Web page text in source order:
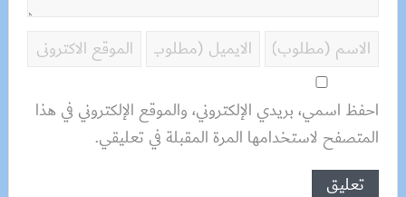
احفظ اسمي، بريدي الإلكتروني، والموقع الإلكتروني في هذا
المتصفح لاستخدامها المرة المقبلة في تعليقي.